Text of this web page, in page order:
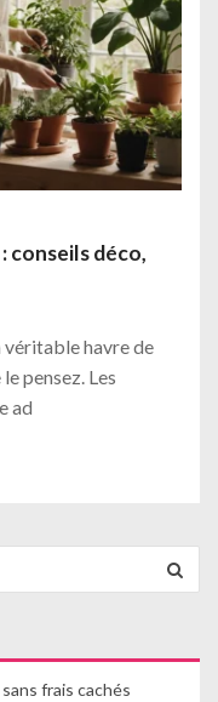
conseils déco,
véritable havre de
pensez. Les
ad
frais cachés